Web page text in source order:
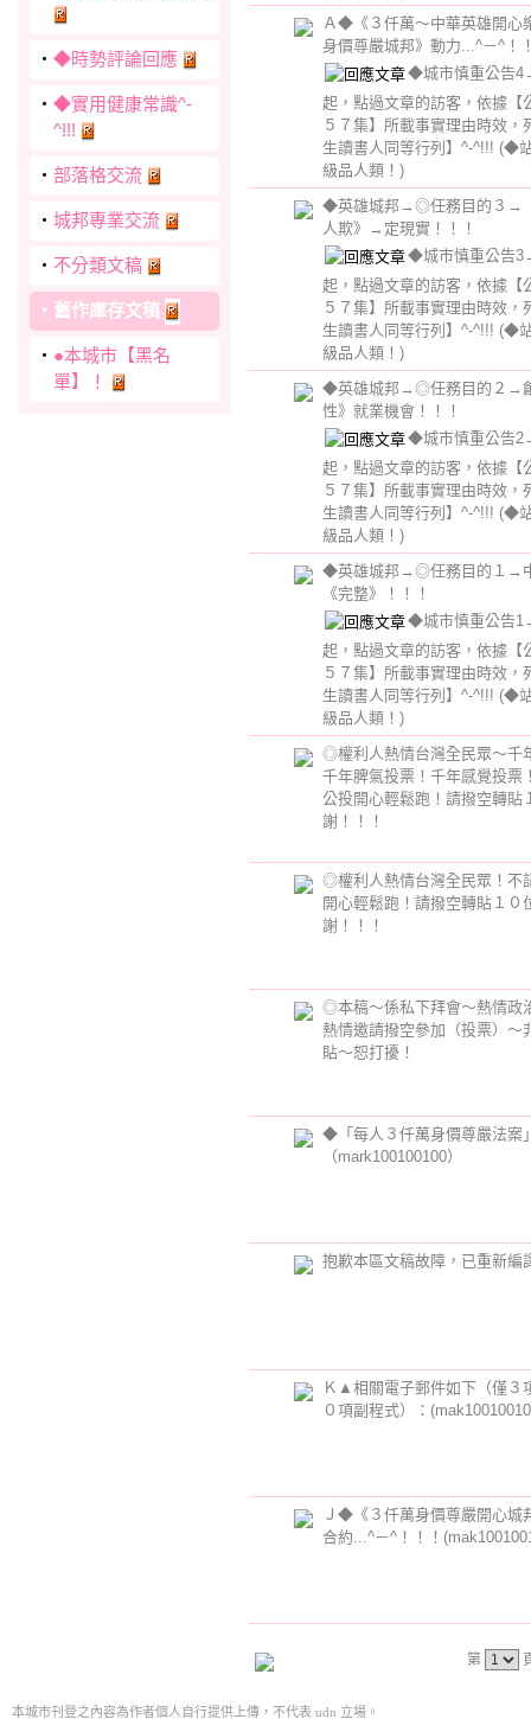
‧ ◆時勢評論回應
‧ ◆實用健康常識^-
^!!!
‧ 部落格交流
‧ 城邦專業交流
‧ 不分類文稿
‧ 舊作庫存文稿
‧ ●本城市【黑名
單】！
Ａ◆《３仟萬～中華英雄開心
身價尊嚴城邦》動力...^－^！
◆城市慎重公告
起，點過文章的訪客，依據
５７集】所載事實理由時效，
生讀書人同等行列】^-^!!! (◆
級品人類！)
◆英雄城邦→◎任務目的３→
人欺》→定現實！！！
◆城市慎重公告
起，點過文章的訪客，依據
５７集】所載事實理由時效，
生讀書人同等行列】^-^!!! (◆
級品人類！)
◆英雄城邦→◎任務目的２→
性》就業機會！！！
◆城市慎重公告
起，點過文章的訪客，依據
５７集】所載事實理由時效，
生讀書人同等行列】^-^!!! (◆
級品人類！)
◆英雄城邦→◎任務目的１→
《完整》！！！
◆城市慎重公告
起，點過文章的訪客，依據
５７集】所載事實理由時效，
生讀書人同等行列】^-^!!! (◆
級品人類！)
◎權利人熱情台灣全民眾～千
千年脾氣投票！千年感覺投票
公投開心輕鬆跑！請撥空轉貼
謝！！！
◎權利人熱情台灣全民眾！不
開心輕鬆跑！請撥空轉貼１０
謝！！！
◎本稿～係私下拜會～熱情政
熱情邀請撥空參加（投票）～
貼～恕打擾！
◆「每人３仟萬身價尊嚴法案
（mark100100100）
抱歉本區文稿故障，已重新編
Ｋ▲相關電子郵件如下（僅３
０項副程式）：
Ｊ◆《３仟萬身價尊嚴開心
合約...^－^！！！
第
本城市刊登之內容為作者個人自行提供上傳，不代表 udn 立場。